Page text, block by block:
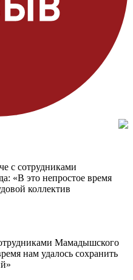
с сотрудниками
«В это непростое время
коллектив
Мамадышского
нам удалось сохранить